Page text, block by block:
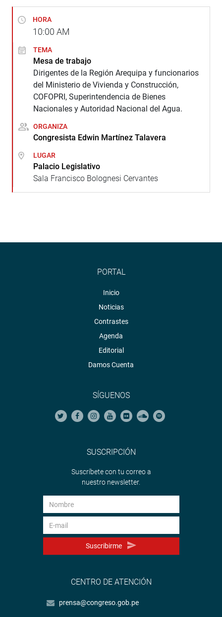
HORA
10:00 AM
TEMA
Mesa de trabajo
Dirigentes de la Región Arequipa y funcionarios
del Ministerio de Vivienda y Construcción,
COFOPRI, Superintendencia de Bienes
Nacionales y Autoridad Nacional del Agua.
ORGANIZA
Congresista Edwin Martínez Talavera
LUGAR
Palacio Legislativo
Sala Francisco Bolognesi Cervantes
PORTAL
Inicio
Noticias
Contrastes
Agenda
Editorial
Damos Cuenta
SÍGUENOS
SUSCRIPCIÓN
Suscríbete con tu correo a
nuestro newsletter.
Suscribirme
CENTRO DE ATENCIÓN
prensa@congreso.gob.pe